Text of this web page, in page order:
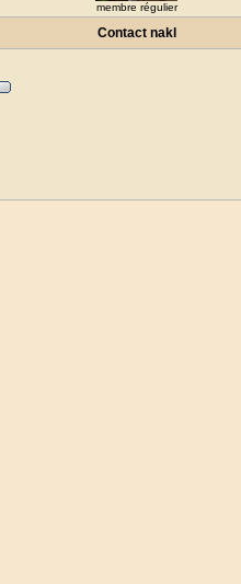
membre régulier
Contact nakl